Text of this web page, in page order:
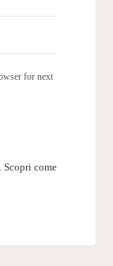
for next
Scopri come